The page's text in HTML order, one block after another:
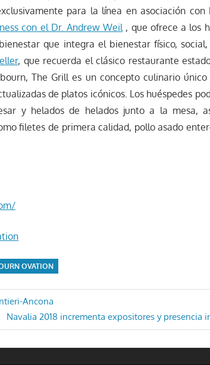
para la línea en asociación con
con el Dr. Andrew Weil, que ofrece a los
que integra el bienestar físico,
, que recuerda el clásico restaurante
The Grill es un concepto culinario
de platos icónicos. Los huéspedes
y helados de helados junto a la mesa,
filetes de primera calidad, pollo asado
OVATION
Ancona
Entrada
siguiente:
Navalia 2018 incrementa expositores y presencia